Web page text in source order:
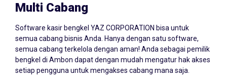
Multi Cabang
Software kasir bengkel YAZ CORPORATION bisa untuk
semua cabang bisnis Anda. Hanya dengan satu software,
semua cabang terkelola dengan aman! Anda sebagai pemilik
bengkel di Ambon dapat dengan mudah mengatur hak akses
setiap pengguna untuk mengakses cabang mana saja.